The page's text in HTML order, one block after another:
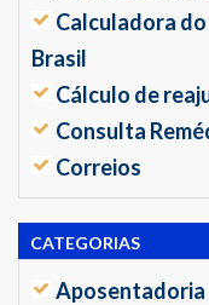
Calculadora
Brasil
Cálculo de
Consulta
Correios
CATEGORIAS
Aposentadoria